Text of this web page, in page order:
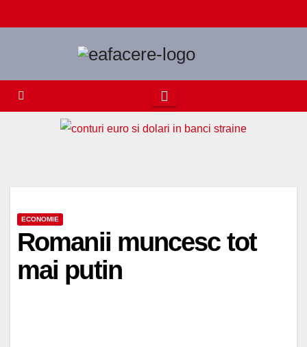
to
ECONOMIE
Romanii muncesc tot
mai putin